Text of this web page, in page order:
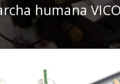
humana